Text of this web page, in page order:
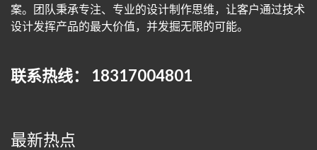
案。团队秉承专注、专业的设计制作思维，让客户通过技术
设计发挥产品的最大价值，并发掘无限的可能。
联系热线： 18317004801
最新热点